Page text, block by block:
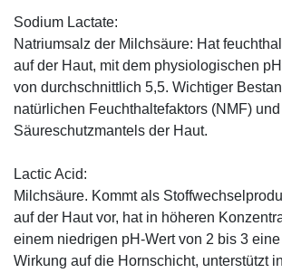
Sodium Lactate:
Natriumsalz der Milchsäure: Hat
auf der Haut, mit dem physiologischen
von durchschnittlich 5,5. Wichtiger
natürlichen Feuchthaltefaktors (NMF)
Säureschutzmantels der Haut.
Lactic Acid:
Milchsäure. Kommt als
auf der Haut vor, hat in höheren
einem niedrigen pH-Wert von 2 bis 3
Wirkung auf die Hornschicht, unterstützt